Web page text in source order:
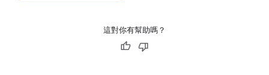
這對你有幫助嗎？